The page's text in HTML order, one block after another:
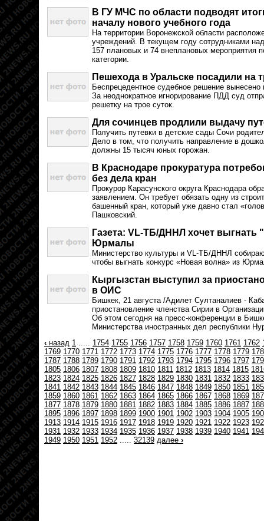
В ГУ МЧС по области подводят
началу нового учебного года
На территории Воронежской области
учреждений. В текущем году сотрудниками
157 плановых и 74 внеплановых мероприятия
категории.
Пешехода в Уральске посадили на
Беспрецедентное судебное решение
За неоднократное игнорирование ПДД суд
решетку на трое суток.
Для сочинцев продлили выдачу
Получить путевки в детские сады Сочи
Дело в том, что получить направление в
должны 15 тысяч юных горожан.
В Краснодаре прокуратура
без дела кран
Прокурор Карасунского округа Краснодара
заявлением. Он требует обязать одну из
башенный кран, который уже давно стал
Пашковский.
Газета: VL-ТБ/ДННЛ хочет
Юрмалы
Министерство культуры и VL-ТБ/ДННЛ
чтобы выгнать конкурс «Новая волна» из
Кыргызстан выступил за
в ОИС
Бишкек, 21 августа /Адилет Султаналиев -
приостановление членства Сирии в
Об этом сегодня на пресс-конференции в
Министерства иностранных дел республики
‹ назад 1 ..... 1754 1755 1756 1757 1758 1759 1760 1761 1762
1769 1770 1771 1772 1773 1774 1775 1776 1777 1778 1779
1787 1788 1789 1790 1791 1792 1793 1794 1795 1796 1797
1805 1806 1807 1808 1809 1810 1811 1812 1813 1814 1815
1823 1824 1825 1826 1827 1828 1829 1830 1831 1832 1833
1841 1842 1843 1844 1845 1846 1847 1848 1849 1850 1851
1859 1860 1861 1862 1863 1864 1865 1866 1867 1868 1869
1877 1878 1879 1880 1881 1882 1883 1884 1885 1886 1887
1895 1896 1897 1898 1899 1900 1901 1902 1903 1904 1905
1913 1914 1915 1916 1917 1918 1919 1920 1921 1922 1923
1931 1932 1933 1934 1935 1936 1937 1938 1939 1940 1941
1949 1950 1951 1952 ..... 32139 далее ›